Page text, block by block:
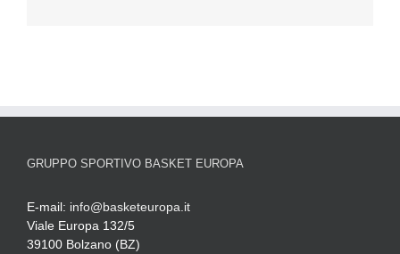
GRUPPO SPORTIVO BASKET EUROPA
E-mail: info@basketeuropa.it
Viale Europa 132/5
39100 Bolzano (BZ)